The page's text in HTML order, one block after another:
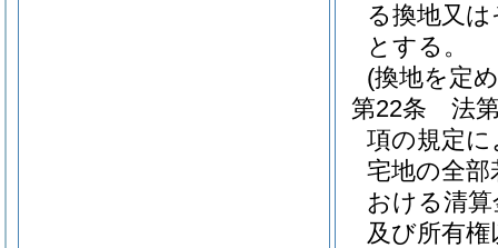
る換地又
とする。
(換地を定
第22条
法
項の規定
宅地の全
おける清
及び所有